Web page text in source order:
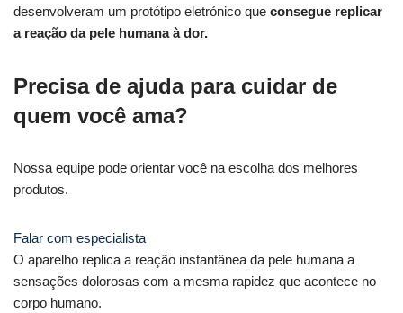
desenvolveram um protótipo eletrónico que consegue replicar
a reação da pele humana à dor.
Precisa de ajuda para cuidar de
quem você ama?
Nossa equipe pode orientar você na escolha dos melhores
produtos.
Falar com especialista
O aparelho replica a reação instantânea da pele humana a
sensações dolorosas com a mesma rapidez que acontece no
corpo humano.